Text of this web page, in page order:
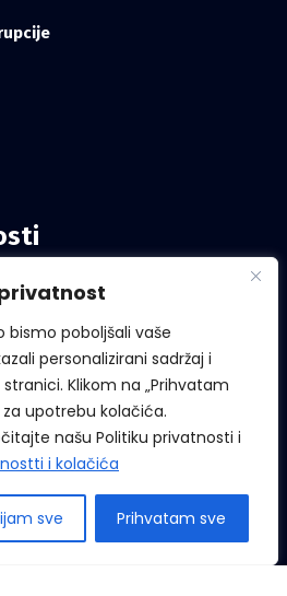
bismo poboljšali vaše
personalizirani sadržaj i
Klikom na „Prihvatam
upotrebu kolačića.
našu Politiku privatnosti i
i kolačića
sve Prihvatam sve
direktora Kancelarije,
Borba protiv korupcije
ne samo od institucija
dan zviždača